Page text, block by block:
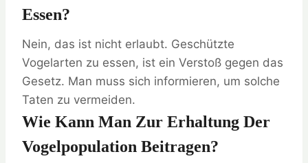
Essen?
Nein, das ist nicht erlaubt. Geschützte
Vogelarten zu essen, ist ein Verstoß gegen das
Gesetz. Man muss sich informieren, um solche
Taten zu vermeiden.
Wie Kann Man Zur Erhaltung Der
Vogelpopulation Beitragen?